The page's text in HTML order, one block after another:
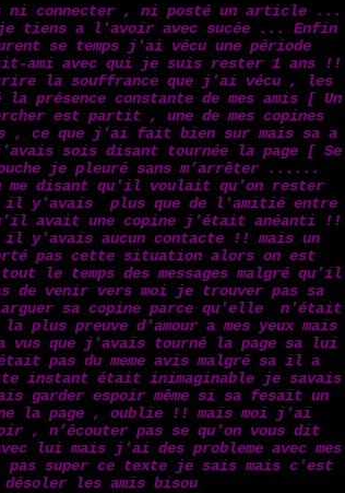
ni connecter , ni posté un article ...
tiens a l'avoir avec sucée ... Enfin
se temps j'ai vécu une période
ami avec qui je suis rester 1 ans !!
la souffrance que j'ai vécu , les
constante de mes amis [ Un
est partit , une de mes copines
, ce que j'ai fait bien sur mais sa a
sois disant tournée la page [ Se
je pleuré sans m’arrêter ......
me disant qu'il voulait qu'on rester
il y'avais plus que de l'amitié entre
avait une copine j'était anéanti !!
y'avais aucun contacte !! mais un
pas cette situation alors on est
le temps des messages malgré qu'il
venir vers moi je trouver pas sa
sa copine parce qu'elle n'était
preuve d'amour a mes yeux mais
vus que j'avais tourné la page sa lui
pas du meme avis malgré sa il a
instant était inimaginable je savais
garder espoir même si sa fesait un
la page , oublie !! mais moi j'ai
n’écouter pas se qu'on vous dit
lui mais j'ai des probleme avec mes
super ce texte je sais mais c'est
les amis bisou